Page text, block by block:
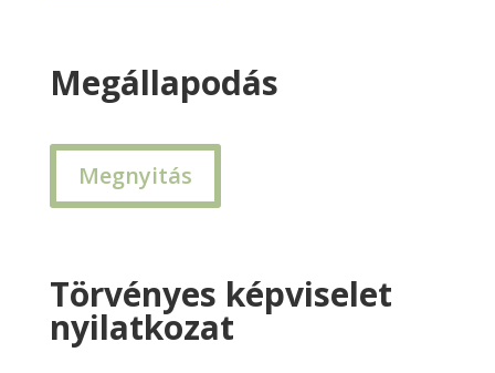
Megállapodás
Megnyitás
Törvényes képviselet
nyilatkozat